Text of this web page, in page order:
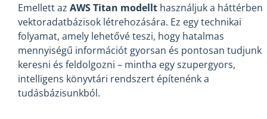
Emellett az AWS Titan modellt használjuk a háttérben
vektoradatbázisok létrehozására. Ez egy technikai
folyamat, amely lehetővé teszi, hogy hatalmas
mennyiségű információt gyorsan és pontosan tudjunk
keresni és feldolgozni – mintha egy szupergyors,
intelligens könyvtári rendszert építenénk a
tudásbázisunkból.